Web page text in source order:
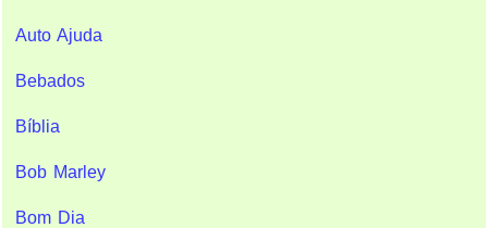
Auto Ajuda
Bebados
Bíblia
Bob Marley
Bom Dia